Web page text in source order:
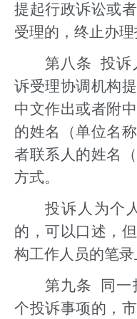
提起行政诉讼或
受理的，终止办理
第八条 投诉
诉受理协调机构
中文作出或者附
的姓名（单位名
者联系人的姓名
方式。
投诉人为个
的，可以口述，
构工作人员的笔录
第九条 同一
个投诉事项的，